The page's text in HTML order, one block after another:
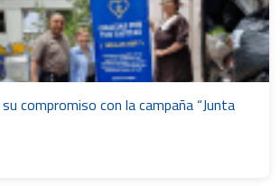
compromiso con la campaña “Junta